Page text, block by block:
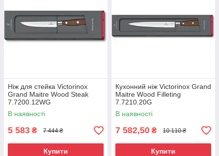
Ніж для стейка Victorinox
Grand Maitre Wood Steak
7.7200.12WG
В наявності
5 583 ₴ 7 444 ₴
Купити
Кухонний ніж Victorinox Grand
Maitre Wood Filleting
7.7210.20G
В наявності
7 582,50 ₴ 10 110 ₴
Купити